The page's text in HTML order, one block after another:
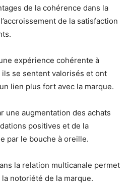
de la cohérence dans la
de la satisfaction
expérience cohérente à
se sentent valorisés et ont
lien plus fort avec la marque.
une augmentation des achats
positives et de la
par le bouche à oreille.
la relation multicanale permet
notoriété de la marque.